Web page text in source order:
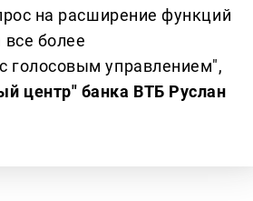
на расширение функций
более
голосовым управлением",
центр" банка ВТБ Руслан